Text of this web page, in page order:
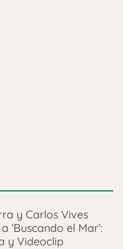
y Carlos Vives
‘Buscando el Mar’:
y Videoclip